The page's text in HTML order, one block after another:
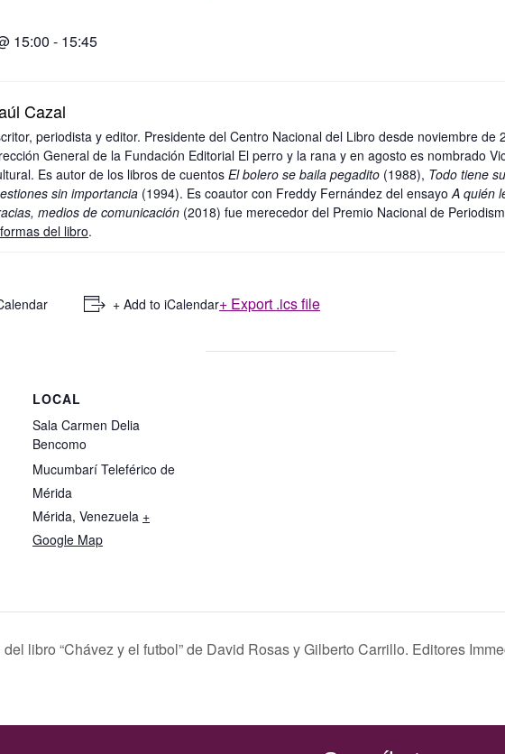
15:00 - 15:45
Cazal
periodista y editor. Presidente del Centro Nacional del Libro desde noviembre de
General de la Fundación Editorial El perro y la rana y en agosto es nombrado
Es autor de los libros de cuentos El bolero se baila pegadito (1988), Todo tiene
sin importancia (1994). Es coautor con Freddy Fernández del ensayo A quién
medios de comunicación (2018) fue merecedor del Premio Nacional de
del libro.
+ Add to iCalendar+ Export .ics file
LOCAL
Sala Carmen Delia
Bencomo
Mucumbarí Teleférico de
Mérida
Mérida, Venezuela +
Google Map
libro “Chávez y el futbol” de David Rosas y Gilberto Carrillo. Editores